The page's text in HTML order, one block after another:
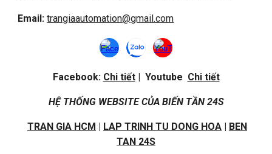
Email:trangiaautomation@gmail.com
Facebook: Chi tiết| Youtube Chi tiết
HỆ THỐNG WEBSITE CỦA BIẾN TẦN 24S
TRAN GIA HCM | LAP TRINH TU DONG HOA | BEN
TAN 24S